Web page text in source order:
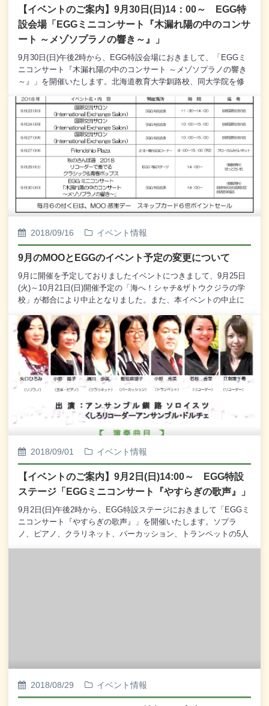
町 環境省釧路自然環境事務所協力：釧路アニマルレスキュ
ーRed Heart、 ライフ、ポラリス☆はまなか、 NPO法
人 HOKKAIDO しっぽの会
【イベントのご案内】9月30日(日)14：00～ EGG特
設会場「EGGミニコンサート『木漏れ陽の中のコンサ
ート ～メゾソプラノの響き～』」
9月30日(日)午後2時から、EGG特設会場におきまして、「EGGミ
ニコンサート『木漏れ陽の中のコンサート ～メゾソプラノの響き
～』」を開催いたします。北海道教育大学釧路校、同大学院を修
コンサート、コンクールにて実績を重ねているメゾソプラノ・竹
村沙織さんよる独唱を、ピアノ・駒場久美子さんの伴奏でお送り
いたします。竹村さんと駒場さんは過去に「メサイア全曲演奏
会」、「ノイエクレンゲ『リーベムジーク・私の好きな歌』」、
「EGGミニコンサート」など、釧路市内にて多数の共演があるほ
か、2015年にオーストリア・ウィーンにて一緒に音楽を学ぶな
ど、ともに研鑽を積んでいらっしゃいます。深まる秋のひととき
に、お二人の共演、メゾソプラノとピアノのデュオをどうぞお楽
しみください。皆様のお越しを心からお待ち申し上げておりま
す。［出演］ 竹村 沙織 [メゾソプラノ] 駒場 久美子
みたものは (高木 東六) ・小さな空 (武満 徹) ・イヌサフ
あなたの声に私の心は開く (サン・サーンス) ・よかった (川
口 耕平) ・「坂の上の雲」より スタンドアローン (久
石 譲)
2018/09/16 イベント情報
9月のMOOとEGGのイベント予定の変更について
9月に開催を予定しておりましたイベントにつきまして、9月25日
(火)～10月21日(日)開催予定の「海へ！シャチ&ザトウクジラの学
校」が都合により中止となりました。また、本イベントの中止に
MOOとEGGのイベント情報を改めて発信いたします。お客様のお
越しを心からお待ち申し上げております。---------------◎ 国際交流
サロン (International Exchange Salon) 9月23日(日) 11：
30～14：00 EGG特設会場 主催：釧路国際交流の会◎ 国
際交流サロン (International Exchange Salon) 9月24日
(月) 10：00～15：00 EGG特設会場 主催：釧路国際交流
月27日(木) 10：00～15：00 EGG特設会場 主催：釧路国
際交流の会◎ Friendship Plaza 9月27日(木) 9：00～15：
00(予定) 2階・観光交流コーナー 主催：グローカルみらい
ック&青春ポップス 9月29日(土) 14：00～ EGG特設ステ
ト 「木漏れ陽の中のコンサート ～メゾソプラノの響き
～」 9月30日(日) 14：00～ EGG特設会場 (観覧無
料) 主催：釧路市民文化振興財団 企画：釧路音楽協会
【毎月6の付く日は、MOO感謝デー スキップカード6倍ポイント
セール】≪ MOO開館時刻 変更のご案内 ≫・9月24日(月・振)は
MOOの開館時刻が9：00となります。 ［旅客船「シルバー・シ
2018/09/01 イベント情報
【イベントのご案内】9月2日(日)14:00～ EGG特設
ステージ「EGGミニコンサート『やすらぎの歌声』」
9月2日(日)午後2時から、EGG特設ステージにおきまして「EGGミ
ニコンサート『やすらぎの歌声』」を開催いたします。ソプラ
ノ、ピアノ、クラリネット、パーカッション、トランペットの5人
尋 (リコーダー)<<プログラム>> ＊からまつ ＊愛
2018/08/29 イベント情報